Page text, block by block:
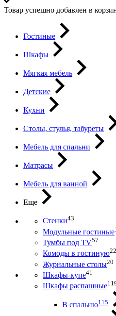
Товар успешно добавлен в
Гостиные
Шкафы
Мягкая мебель
Детские
Кухни
Столы, стулья, табуреты
Мебель для спальни
Матрасы
Мебель для ванной
Еще
Стенки43
Модульные гостиные
Тумбы под ТV57
Комоды в гостиную22
Журнальные столы20
Шкафы-купе41
Шкафы распашные
В спальню115